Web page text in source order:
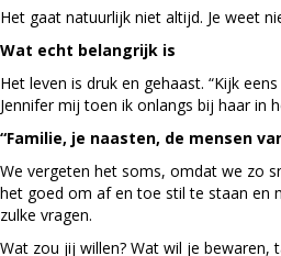
Het gaat natuurlijk niet altijd. Je weet
Wat echt belangrijk is
Het leven is druk en gehaast. “Kijk
Jennifer mij toen ik onlangs bij haar in
“Familie, je naasten, de mensen
We vergeten het soms, omdat we zo
het goed om af en toe stil te staan en
zulke vragen.
Wat zou jij willen? Wat wil je bewaren,